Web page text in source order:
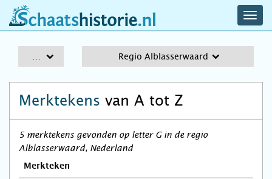
schaatshistorie.nl
Regio Alblasserwaard
Merktekens van A tot Z
5 merktekens gevonden op letter G in de regio
Alblasserwaard, Nederland
Merkteken